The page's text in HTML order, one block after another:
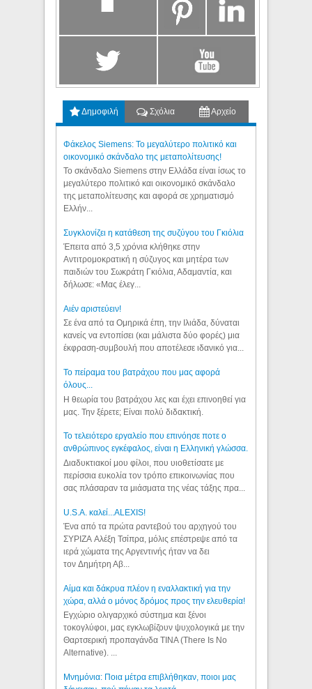
Δημοφιλή Σχόλια Αρχείο
Φάκελος Siemens: Το μεγαλύτερο πολιτικό και
οικονομικό σκάνδαλο της μεταπολίτευσης!
Το σκάνδαλο Siemens στην Ελλάδα είναι ίσως το
μεγαλύτερο πολιτικό και οικονομικό σκάνδαλο
της μεταπολίτευσης και αφορά σε χρηματισμό
Ελλήν...
Συγκλονίζει η κατάθεση της συζύγου του Γκιόλια
Έπειτα από 3,5 χρόνια κλήθηκε στην
Αντιτρομοκρατική η σύζυγος και μητέρα των
παιδιών του Σωκράτη Γκιόλια, Αδαμαντία, και
δήλωσε: «Μας έλεγ...
Aιέν αριστεύειν!
Σε ένα από τα Ομηρικά έπη, την Ιλιάδα, δύναται
κανείς να εντοπίσει (και μάλιστα δύο φορές) μια
έκφραση-συμβουλή που αποτέλεσε ιδανικό για...
Το πείραμα του βατράχου που μας αφορά
όλους...
Η θεωρία του βατράχου λες και έχει επινοηθεί για
μας. Την ξέρετε; Είναι πολύ διδακτική.
Το τελειότερο εργαλείο που επινόησε ποτε ο
ανθρώπινος εγκέφαλος, είναι η Ελληνική γλώσσα.
Διαδυκτιακοί μου φίλοι, που υιοθετίσατε με
περίσσια ευκολία τον τρόπο επικοινωνίας που
σας πλάσαραν τα μιάσματα της νέας τάξης πρα...
U.S.A. καλεί...ALEXIS!
Ένα από τα πρώτα ραντεβού του αρχηγού του
ΣΥΡΙΖΑ Αλέξη Τσίπρα, μόλις επέστρεψε από τα
ιερά χώματα της Αργεντινής ήταν να δει
τον Δημήτρη Αβ...
Αίμα και δάκρυα πλέον η εναλλακτική για την
χώρα, αλλά ο μόνος δρόμος προς την ελευθερία!
Εγχώριο ολιγαρχικό σύστημα και ξένοι
τοκογλύφοι, μας εγκλωβίζουν ψυχολογικά με την
Θαρτσερική προπαγάνδα TINA (There Is No
Alternative). ...
Μνημόνια: Ποια μέτρα επιβλήθηκαν, ποιοι μας